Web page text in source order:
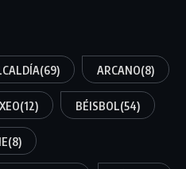
(69) ARCANO(8)
(12) BÉISBOL(54)
(8)